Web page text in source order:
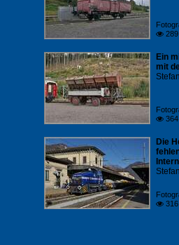
 289
Ein
mit
 364
Die
 316